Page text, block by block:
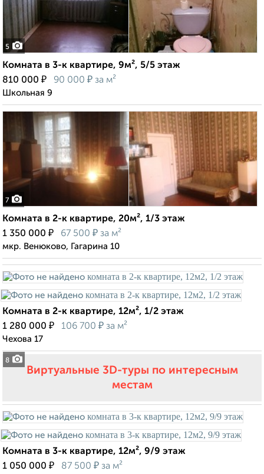
5
Комната в 3-к квартире, 9м², 5/5 этаж
810 000 ₽ 90 000 ₽ за м²
Школьная 9
7
Комната в 2-к квартире, 20м², 1/3 этаж
1 350 000 ₽ 67 500 ₽ за м²
мкр. Венюково, Гагарина 10
8
Комната в 2-к квартире, 12м², 1/2 этаж
1 280 000 ₽ 106 700 ₽ за м²
Чехова 17
Виртуальные 3D-туры по интересным
местам
Комната в 3-к квартире, 12м², 9/9 этаж
1 050 000 ₽ 87 500 ₽ за м²